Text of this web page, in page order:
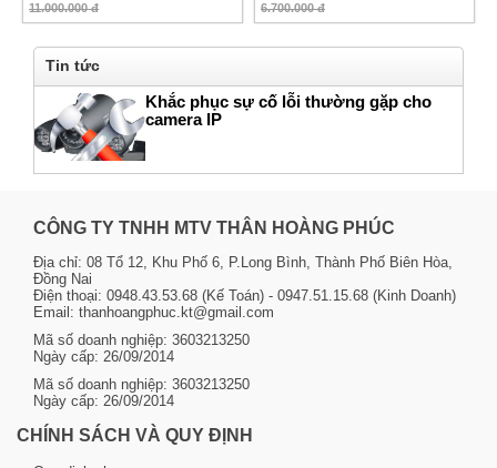
11.000.000đ 6.700.000đ
Tin tức
Khắc phục sự cố lỗi thường gặp cho
camera IP
CÔNG TY TNHH MTV THÂN HOÀNG PHÚC
Địa chỉ: 08 Tổ 12, Khu Phố 6, P.Long Bình, Thành Phố Biên Hòa,
Đồng Nai
Điện thoại: 0948.43.53.68 (Kế Toán) - 0947.51.15.68 (Kinh Doanh)
Email: thanhoangphuc.kt@gmail.com
Mã số doanh nghiệp: 3603213250
Ngày cấp: 26/09/2014
Mã số doanh nghiệp: 3603213250
Ngày cấp: 26/09/2014
CHÍNH SÁCH VÀ QUY ĐỊNH